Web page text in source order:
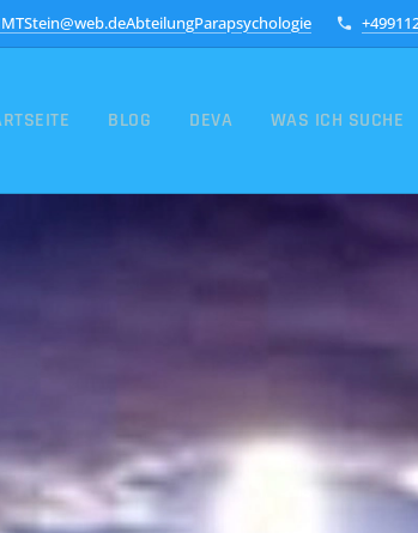
BLOG DEVA WAS ICH SUCHE